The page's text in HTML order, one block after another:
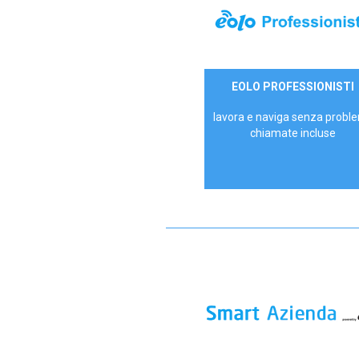
35,00 €/mese
EOLO PROFESSIONISTI
lavora e naviga senza
chiamate incluse